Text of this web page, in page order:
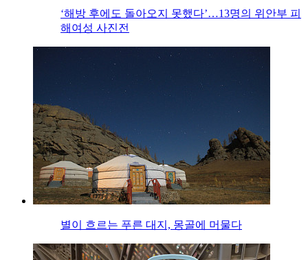
‘해방 후에도 돌아오지 못했다’…13명의 위안부 피
해여성 사진전
별이 흐르는 푸른 대지, 몽골에 머물다